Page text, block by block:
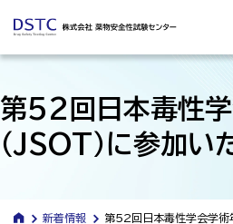
第52回日本毒性
（JSOT）に参加い
新着情報 第52回日本毒性学会学術